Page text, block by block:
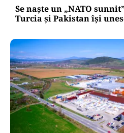
Se naște un „NATO
Turcia și Pakistan își